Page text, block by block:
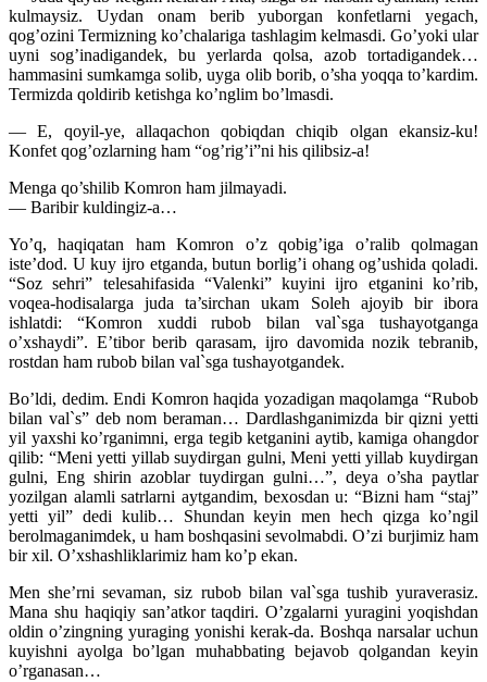
kulmaysiz. Uydan onam berib yuborgan konfetlarni yegach,
qog’ozini Termizning ko’chalariga tashlagim kelmasdi. Go’yoki ular
uyni sog’inadigandek, bu yerlarda qolsa, azob tortadigandek…
hammasini sumkamga solib, uyga olib borib, o’sha yoqqa to’kardim.
Termizda qoldirib ketishga ko’nglim bo’lmasdi.
— E, qoyil-ye, allaqachon qobiqdan chiqib olgan ekansiz-ku!
Konfet qog’ozlarning ham “og’rig’i”ni his qilibsiz-a!
Menga qo’shilib Komron ham jilmayadi.
— Baribir kuldingiz-a…
Yo’q, haqiqatan ham Komron o’z qobig’iga o’ralib qolmagan
iste’dod. U kuy ijro etganda, butun borlig’i ohang og’ushida qoladi.
“Soz sehri” telesahifasida “Valenki” kuyini ijro etganini ko’rib,
voqea-hodisalarga juda ta’sirchan ukam Soleh ajoyib bir ibora
ishlatdi: “Komron xuddi rubob bilan val`sga tushayotganga
o’xshaydi”. E’tibor berib qarasam, ijro davomida nozik tebranib,
rostdan ham rubob bilan val`sga tushayotgandek.
Bo’ldi, dedim. Endi Komron haqida yozadigan maqolamga “Rubob
bilan val`s” deb nom beraman… Dardlashganimizda bir qizni yetti
yil yaxshi ko’rganimni, erga tegib ketganini aytib, kamiga ohangdor
qilib: “Meni yetti yillab suydirgan gulni, Meni yetti yillab kuydirgan
gulni, Eng shirin azoblar tuydirgan gulni…”, deya o’sha paytlar
yozilgan alamli satrlarni aytgandim, bexosdan u: “Bizni ham “staj”
yetti yil” dedi kulib… Shundan keyin men hech qizga ko’ngil
berolmaganimdek, u ham boshqasini sevolmabdi. O’zi burjimiz ham
bir xil. O’xshashliklarimiz ham ko’p ekan.
Men she’rni sevaman, siz rubob bilan val`sga tushib yuraverasiz.
Mana shu haqiqiy san’atkor taqdiri. O’zgalarni yuragini yoqishdan
oldin o’zingning yuraging yonishi kerak-da. Boshqa narsalar uchun
kuyishni ayolga bo’lgan muhabbating bejavob qolgandan keyin
o’rganasan…